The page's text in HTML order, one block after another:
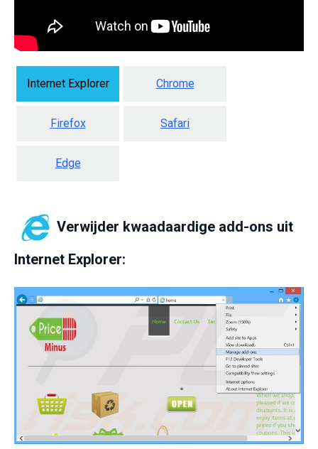
Internet Explorer Chrome
Firefox Safari
Edge
Verwijder kwaadaardige add-ons uit
Internet Explorer: